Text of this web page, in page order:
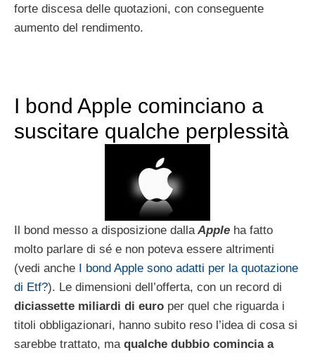
forte discesa delle quotazioni, con conseguente
aumento del rendimento.
I bond Apple cominciano a
suscitare qualche perplessità
Il bond messo a disposizione dalla Apple ha fatto
molto parlare di sé e non poteva essere altrimenti
(vedi anche I bond Apple sono adatti per la quotazione
di Etf?). Le dimensioni dell’offerta, con un record di
diciassette miliardi di euro per quel che riguarda i
titoli obbligazionari, hanno subito reso l’idea di cosa si
sarebbe trattato, ma qualche dubbio comincia a